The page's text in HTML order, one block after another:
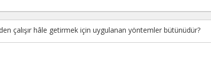
çalışır hâle getirmek için uygulanan yöntemler bütünüdür?